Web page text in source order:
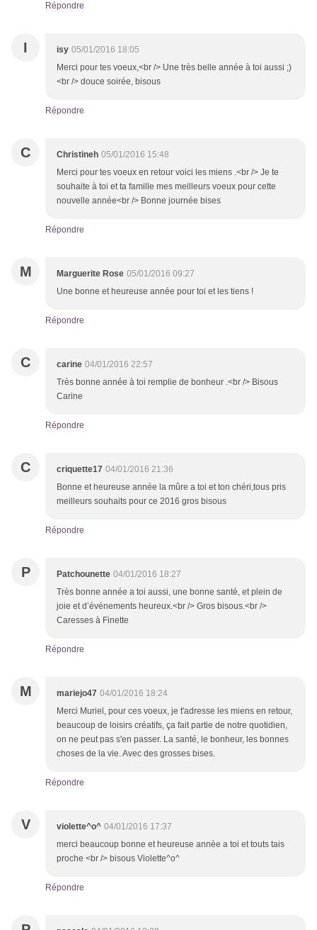
Répondre
I isy 05/01/2016 18:05
Merci pour tes voeux,<br /> Une très belle année à toi aussi ;)
<br /> douce soirée, bisous
Répondre
C Christineh 05/01/2016 15:48
Merci pour tes voeux en retour voici les miens .<br /> Je te
souhaite à toi et ta famille mes meilleurs voeux pour cette
nouvelle année<br /> Bonne journée bises
Répondre
M Marguerite Rose 05/01/2016 09:27
Une bonne et heureuse année pour toi et les tiens !
Répondre
C carine 04/01/2016 22:57
Très bonne année à toi remplie de bonheur .<br /> Bisous
Carine
Répondre
C criquette17 04/01/2016 21:36
Bonne et heureuse année la mûre a toi et ton chéri,tous pris
meilleurs souhaits pour ce 2016 gros bisous
Répondre
P Patchounette 04/01/2016 18:27
Très bonne année a toi aussi, une bonne santé, et plein de
joie et d’événements heureux.<br /> Gros bisous.<br />
Caresses à Finette
Répondre
M mariejo47 04/01/2016 18:24
Merci Muriel, pour ces voeux, je t'adresse les miens en retour,
beaucoup de loisirs créatifs, ça fait partie de notre quotidien,
on ne peut pas s'en passer. La santé, le bonheur, les bonnes
choses de la vie. Avec des grosses bises.
Répondre
V violette^o^ 04/01/2016 17:37
merci beaucoup bonne et heureuse annèe a toi et touts tais
proche <br /> bisous Violette^o^
Répondre